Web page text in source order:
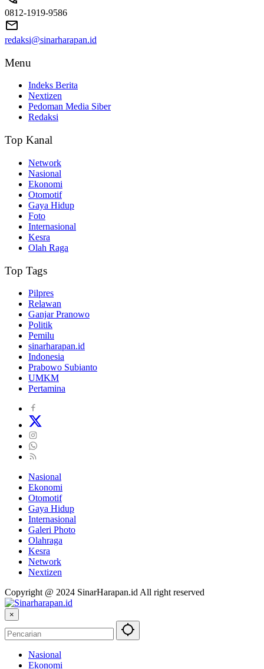
0812-1919-9586
redaksi@sinarharapan.id
Menu
Indeks Berita
Nextizen
Pedoman Media Siber
Redaksi
Top Kanal
Network
Nasional
Ekonomi
Otomotif
Gaya Hidup
Foto
Internasional
Kesra
Olah Raga
Top Tags
Pilpres
Relawan
Ganjar Pranowo
Politik
Pemilu
sinarharapan.id
Indonesia
Prabowo Subianto
UMKM
Pertamina
Nasional
Ekonomi
Otomotif
Gaya Hidup
Internasional
Galeri Photo
Olahraga
Kesra
Network
Nextizen
Copyright @ 2024 SinarHarapan.id All right reserved
×
Nasional
Ekonomi